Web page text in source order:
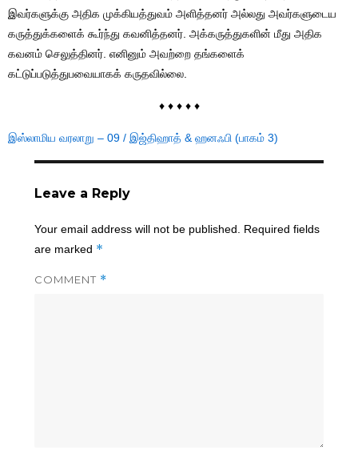
இவர்களுக்கு அதிக முக்கியத்துவம் அளித்தனர் அல்லது அவர்களுடைய
கருத்துக்களைக் கூர்ந்து கவனித்தனர். அக்கருத்துகளின் மீது அதிக
கவனம் செலுத்தினர். எனினும் அவற்றை தங்களைக்
கட்டுப்படுத்துபவையாகக் கருதவில்லை.
♦ ♦ ♦ ♦ ♦
இஸ்லாமிய வரலாறு – 09 / இஜ்திஹாத் & ஹனஃபி (பாகம் 3)
Leave a Reply
Your email address will not be published.
Required fields
are marked *
COMMENT *